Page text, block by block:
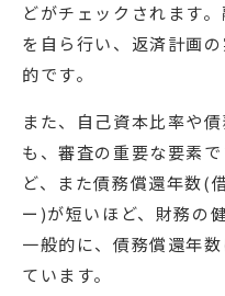
どがチェックされます
を自ら行い、返済計画
的です。
また、自己資本比率や
も、審査の重要な要素
ど、また債務償還年数(
ー)が短いほど、財務の
一般的に、債務償還年
ています。